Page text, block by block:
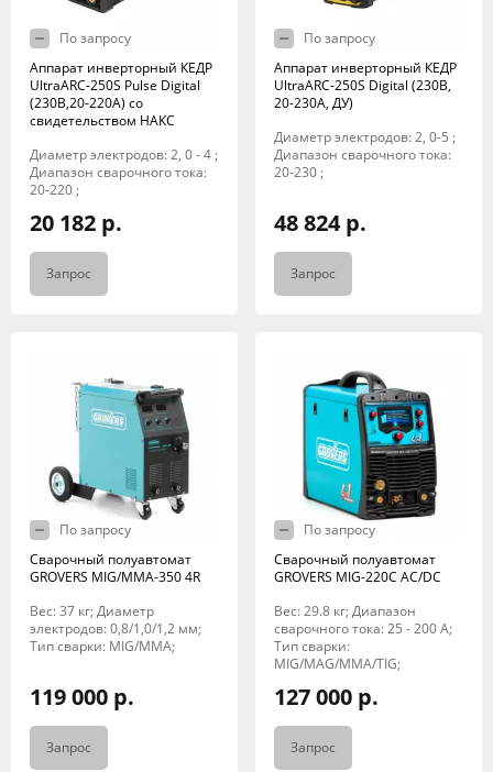
По запросу
Аппарат инверторный КЕДР
UltraARC-250S Pulse Digital
(230В,20-220А) со
свидетельством НАКС
Диаметр электродов: 2, 0 - 4 ;
Диапазон сварочного тока:
20-220 ;
20 182 р.
Запрос
По запросу
Аппарат инверторный КЕДР
UltraARC-250S Digital (230В,
20-230А, ДУ)
Диаметр электродов: 2, 0-5 ;
Диапазон сварочного тока:
20-230 ;
48 824 р.
Запрос
По запросу
Сварочный полуавтомат
GROVERS MIG/MMA-350 4R
Вес: 37 кг; Диаметр
электродов: 0,8/1,0/1,2 мм;
Тип сварки: MIG/MMA;
119 000 р.
Запрос
По запросу
Сварочный полуавтомат
GROVERS MIG-220С AC/DC
Вес: 29.8 кг; Диапазон
сварочного тока: 25 - 200 A;
Тип сварки:
MIG/MAG/MMA/TIG;
127 000 р.
Запрос